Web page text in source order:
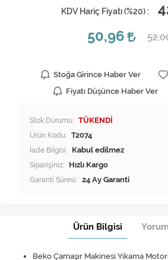
KDV Hariç Fiyatı (%20) :
50,96
Stoğa Girince Haber Ver
Fiyatı Düşünce Haber Ver
Stok Durumu: TÜKENDİ
Ürün Kodu: T2074
İade Bilgisi:
Siparişiniz: Hızlı Kargo
Garanti Süresi: 24 Ay Garanti
Ürün Bilgisi
Beko Çamaşır Makinesi Yıkama